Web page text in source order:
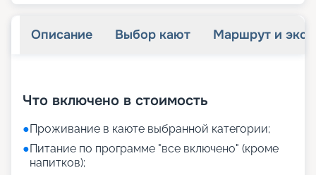
Описание Выбор кают Маршрут и
Что включено в стоимость
●Проживание в каюте выбранной категории;
●Питание по программе "все включено" (кроме
напитков);